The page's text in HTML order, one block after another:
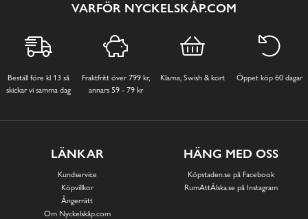
VARFÖR NYCKELSKÅP.COM
Beställ före kl 13 så
skickar vi samma dag
Fraktfritt över 799 kr,
annars 59 - 79 kr
Klarna, Swish & kort Öppet köp 60 dagar
LÄNKAR
Kundservice
Köpvillkor
Ångerrätt
Om Nyckelskåp.com
HÄNG MED OSS
Köpstaden.se på Facebook
RumAttÄlska.se på Instagram